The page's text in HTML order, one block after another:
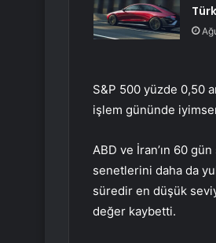
S&P 500 yüzde 0,50
işlem gününde
ABD ve İran’ın 60
senetlerini daha da
süredir en düşük
değer kaybetti.